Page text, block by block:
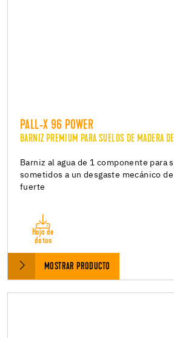
PALL-X 96 POWER
BARNIZ PREMIUM PARA SUELOS DE MADERA
Barniz al agua de 1 componente para
sometidos a un desgaste mecánico
fuerte
Hoja de
datos
MOSTRAR PRODUCTO